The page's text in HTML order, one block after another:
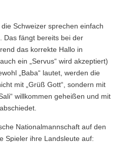
Schweizer sprechen einfach
Das fängt bereits bei der
das korrekte Hallo in
ein „Servus“ wird akzeptiert)
„Baba“ lautet, werden die
mit „Grüß Gott“, sondern mit
willkommen geheißen und mit
Nationalmannschaft auf den
Spieler ihre Landsleute auf: